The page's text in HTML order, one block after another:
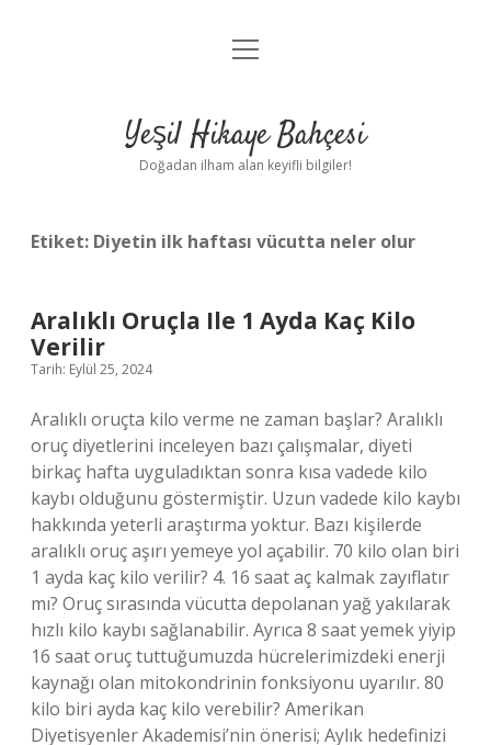
Anasayfa
Yasal Uyarı
menüyü
Yeşil Hikaye Bahçesi
Doğadan ilham alan keyifli bilgiler!
Etiket: Diyetin ilk haftası vücutta neler olur
Aralıklı Oruçla Ile 1 Ayda Kaç Kilo
Verilir
Tarih: Eylül 25, 2024
Aralıklı oruçta kilo verme ne zaman başlar? Aralıklı
oruç diyetlerini inceleyen bazı çalışmalar, diyeti
birkaç hafta uyguladıktan sonra kısa vadede kilo
kaybı olduğunu göstermiştir. Uzun vadede kilo kaybı
hakkında yeterli araştırma yoktur. Bazı kişilerde
aralıklı oruç aşırı yemeye yol açabilir. 70 kilo olan biri
1 ayda kaç kilo verilir? 4. 16 saat aç kalmak zayıflatır
mı? Oruç sırasında vücutta depolanan yağ yakılarak
hızlı kilo kaybı sağlanabilir. Ayrıca 8 saat yemek yiyip
16 saat oruç tuttuğumuzda hücrelerimizdeki enerji
kaynağı olan mitokondrinin fonksiyonu uyarılır. 80
kilo biri ayda kaç kilo verebilir? Amerikan
Diyetisyenler Akademisi’nin önerisi; Aylık hedefinizi